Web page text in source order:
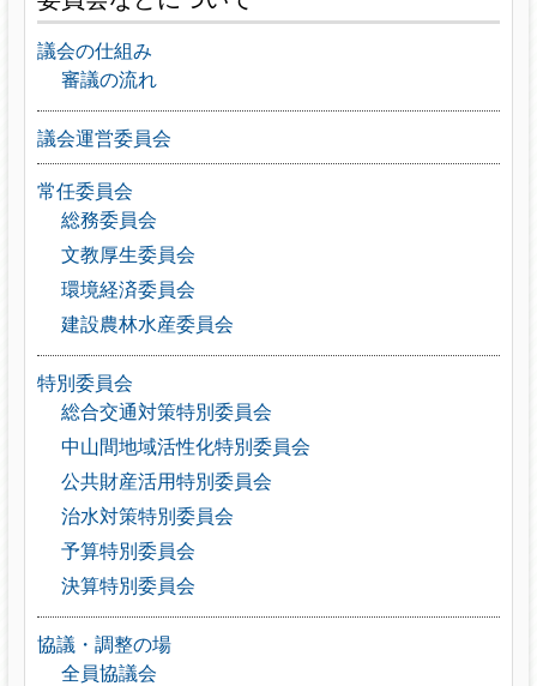
議会の仕組み
審議の流れ
議会運営委員会
常任委員会
総務委員会
文教厚生委員会
環境経済委員会
建設農林水産委員会
特別委員会
総合交通対策特別委員会
中山間地域活性化特別委員会
公共財産活用特別委員会
治水対策特別委員会
予算特別委員会
決算特別委員会
協議・調整の場
全員協議会